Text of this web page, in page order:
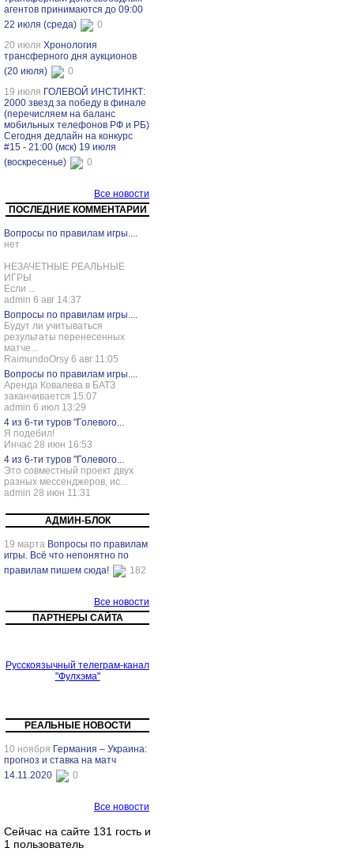
агентов принимаются до 09:00
22 июля (среда)
0
20 июля Хронология
трансферного дня аукционов
(20 июля)
0
19 июля ГОЛЕВОЙ ИНСТИНКТ:
2000 звезд за победу в финале
(перечисляем на баланс
мобильных телефонов РФ и РБ)
Сегодня дедлайн на конкурс
#15 - 21:00 (мск) 19 июля
(воскресенье)
0
Все новости
ПОСЛЕДНИЕ КОММЕНТАРИИ
Вопросы по правилам игры....
нет
НЕЗАЧЕТНЫЕ РЕАЛЬНЫЕ
ИГРЫ
Если ...
admin 6 авг 14:37
Вопросы по правилам игры....
Будут ли учитываться
результаты перенесенных
матче...
RaimundoOrsy 6 авг 11:05
Вопросы по правилам игры....
Аренда Ковалева в БАТЗ
заканчивается 15.07
admin 6 июл 13:29
4 из 6-ти туров "Голевого...
Я подебил!
Инчас 28 июн 16:53
4 из 6-ти туров "Голевого...
Это совместный проект двух
разных мессенджеров, ис...
admin 28 июн 11:31
АДМИН-БЛОК
19 марта Вопросы по правилам
игры. Всё что непонятно по
правилам пишем сюда!
182
Все новости
ПАРТНЕРЫ САЙТА
Русскоязычный телеграм-канал
"Фулхэма"
РЕАЛЬНЫЕ НОВОСТИ
10 ноября Германия – Украина:
прогноз и ставка на матч
14.11.2020
0
Все новости
Сейчас на сайте 131 гость и
1 пользователь